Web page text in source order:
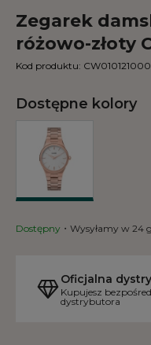
Zegarek
różowo-złoty
Kod produktu:
Dostępne kolory
Dostępny Wysyłamy w 24
Oficjalna
Kupujesz
dystrybutora